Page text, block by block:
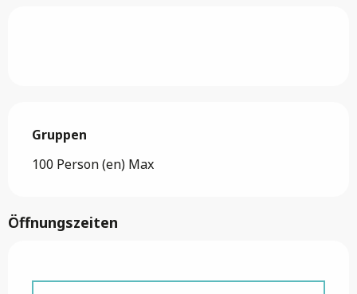
Gruppen
Gruppen
100 Person (en) Max
Öffnungszeiten